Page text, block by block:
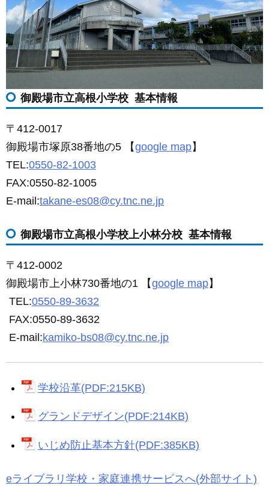
御殿場市立高根小学校 基本情報
〒412-0017
御殿場市塚原38番地の5 【google map】
TEL:0550-82-1003
FAX:0550-82-1005
E-mail:takane-es08@cy.tnc.ne.jp
御殿場市立高根小学校上小林分校 基本情報
〒412-0002
御殿場市上小林730番地の1 【google map】
TEL:0550-89-3632
FAX:0550-89-3632
E-mail:kamiko-bs08@cy.tnc.ne.jp
学校沿革(PDF:215KB)
グランドデザイン(PDF:214KB)
いじめ防止基本方針(PDF:385KB)
eライブラリ学校・家庭連携サービスへ(外部サイト)